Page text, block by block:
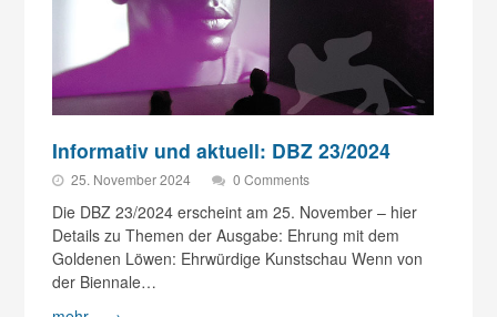
Informativ und aktuell: DBZ 23/2024
25. November 2024 0 Comments
Die DBZ 23/2024 erscheint am 25. November – hier
Details zu Themen der Ausgabe: Ehrung mit dem
Goldenen Löwen: Ehrwürdige Kunstschau Wenn von
der Biennale…